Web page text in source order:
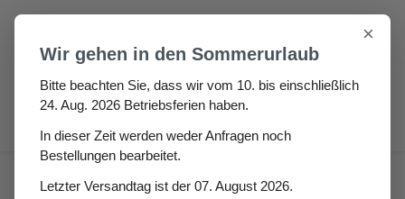
Zum Hauptinhalt springen
Verschleißschutz
×
Wir gehen in den Sommerurlaub
Bitte beachten Sie, dass wir vom 10. bis einschließlich
24. Aug. 2026 Betriebsferien haben.
In dieser Zeit werden weder Anfragen noch
Bestellungen bearbeitet.
Letzter Versandtag ist der 07. August 2026.